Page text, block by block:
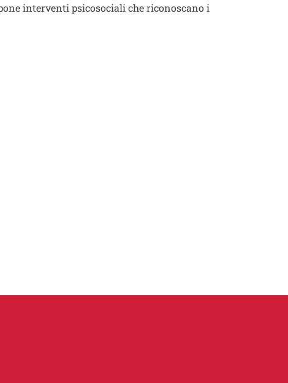
interventi psicosociali che riconoscano i